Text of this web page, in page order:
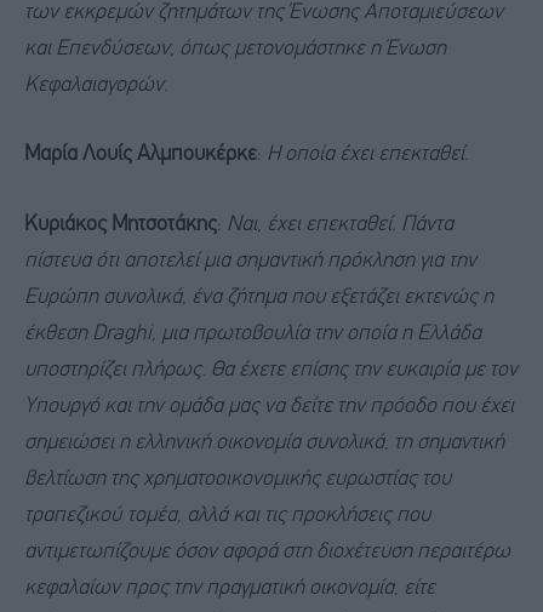
των εκκρεμών ζητημάτων της Ένωσης Αποταμιεύσεων
και Επενδύσεων, όπως μετονομάστηκε η Ένωση
Κεφαλαιαγορών.
Μαρία Λουίς Αλμπουκέρκε: Η οποία έχει επεκταθεί.
Κυριάκος Μητσοτάκης: Ναι, έχει επεκταθεί. Πάντα
πίστευα ότι αποτελεί μια σημαντική πρόκληση για την
Ευρώπη συνολικά, ένα ζήτημα που εξετάζει εκτενώς η
έκθεση Draghi, μια πρωτοβουλία την οποία η Ελλάδα
υποστηρίζει πλήρως. Θα έχετε επίσης την ευκαιρία με τον
Υπουργό και την ομάδα μας να δείτε την πρόοδο που έχει
σημειώσει η ελληνική οικονομία συνολικά, τη σημαντική
βελτίωση της χρηματοοικονομικής ευρωστίας του
τραπεζικού τομέα, αλλά και τις προκλήσεις που
αντιμετωπίζουμε όσον αφορά στη διοχέτευση περαιτέρω
κεφαλαίων προς την πραγματική οικονομία, είτε